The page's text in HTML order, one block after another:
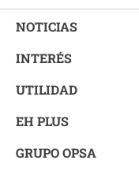
NOTICIAS
INTERÉS
UTILIDAD
EH PLUS
GRUPO OPSA